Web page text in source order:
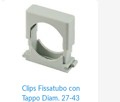
Clips Fissatubo con
Tappo Diam. 27-43